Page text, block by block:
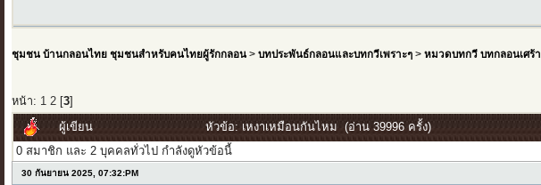
ชุมชน บ้านกลอนไทย ชุมชนสำหรับคนไทยผู้รักกลอน >บทประพันธ์กลอนและบทกวีเพราะๆ >หมวดบทกวี บทกลอนเศร้า
หน้า: 1 2 [3
ผู้เขียน
หัวข้อ: เหงาเหมือนกันไหม (อ่าน 39996 ครั้ง)
0 สมาชิก และ 2 บุคคลทั่วไป กำลังดูหัวข้อนี้
30 กันยายน 2025, 07:32:PM